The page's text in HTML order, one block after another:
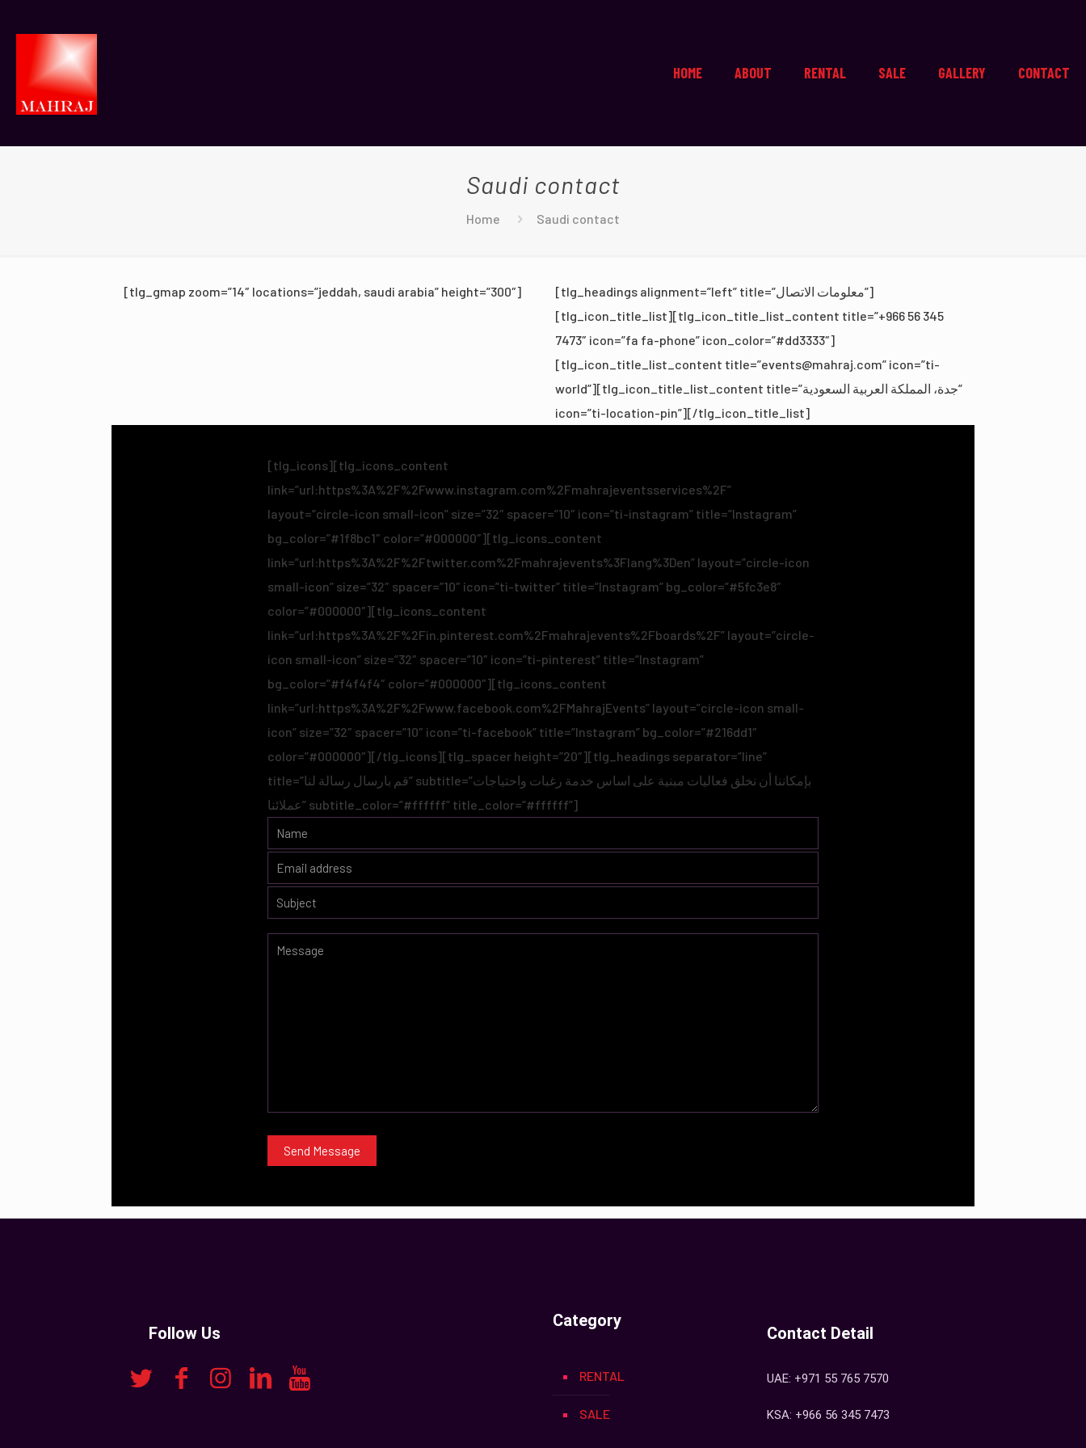
HOME ABOUT RENTAL SALE GALLERY CONTACT
Saudi contact
Home Saudi contact
[tlg_gmap zoom=”14″ locations=”jeddah, saudi arabia” height=”300″]
[tlg_headings alignment=”left” title=”معلومات الاتصال”]
[tlg_icon_title_list][tlg_icon_title_list_content title=”+966 56 345
7473″ icon=”fa fa-phone” icon_color=”#dd3333″]
[tlg_icon_title_list_content title=”events@mahraj.com” icon=”ti-
world”][tlg_icon_title_list_content title=”جدة، المملكة العربية السعودية”
icon=”ti-location-pin”][/tlg_icon_title_list]
[tlg_icons][tlg_icons_content
link=”url:https%3A%2F%2Fwww.instagram.com%2Fmahrajeventsservices%2F”
layout=”circle-icon small-icon” size=”32″ spacer=”10″ icon=”ti-instagram” title=”Instagram”
bg_color=”#1f8bc1″ color=”#000000″][tlg_icons_content
link=”url:https%3A%2F%2Ftwitter.com%2Fmahrajevents%3Flang%3Den” layout=”circle-icon
small-icon” size=”32″ spacer=”10″ icon=”ti-twitter” title=”Instagram” bg_color=”#5fc3e8″
color=”#000000″][tlg_icons_content
link=”url:https%3A%2F%2Fin.pinterest.com%2Fmahrajevents%2Fboards%2F” layout=”circle-
icon small-icon” size=”32″ spacer=”10″ icon=”ti-pinterest” title=”Instagram”
bg_color=”#f4f4f4″ color=”#000000″][tlg_icons_content
link=”url:https%3A%2F%2Fwww.facebook.com%2FMahrajEvents” layout=”circle-icon small-
icon” size=”32″ spacer=”10″ icon=”ti-facebook” title=”Instagram” bg_color=”#216dd1″
color=”#000000″][/tlg_icons][tlg_spacer height=”20″][tlg_headings separator=”line”
title=”قم بارسال رسالة لنا” subtitle=”بإمكاننا أن نخلق فعاليات مبنية على اساس خدمة رغبات واحتياجات
عملائنا” subtitle_color=”#ffffff” title_color=”#ffffff”]
Follow Us
Category
RENTAL
SALE
Contact Detail
UAE: +971 55 765 7570
KSA: +966 56 345 7473